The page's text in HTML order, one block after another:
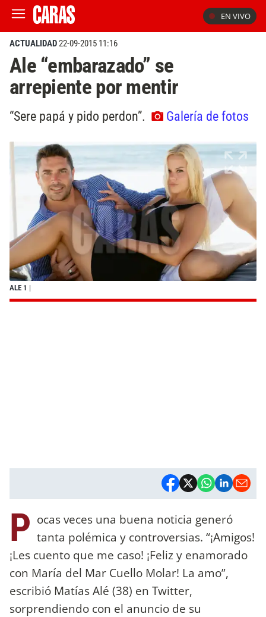
EN VIVO
ACTUALIDAD22-09-2015 11:16
Ale “embarazado” se
arrepiente por mentir
“Sere papá y pido perdon”. Galería de fotos
ALE 1 |
P ocas veces una buena noticia generó
tanta polémica y controversias. “¡Amigos!
¡Les cuento que me caso! ¡Feliz y enamorado
con María del Mar Cuello Molar! La amo”,
escribió Matías Alé (38) en Twitter,
sorprendiendo con el anuncio de su